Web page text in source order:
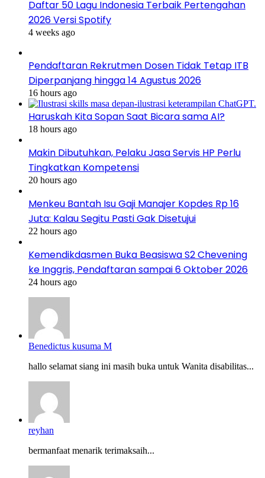
Daftar 50 Lagu Indonesia Terbaik Pertengahan
2026 Versi Spotify
4 weeks ago
Pendaftaran Rekrutmen Dosen Tidak Tetap ITB
Diperpanjang hingga 14 Agustus 2026
16 hours ago
Haruskah Kita Sopan Saat Bicara sama AI?
18 hours ago
Makin Dibutuhkan, Pelaku Jasa Servis HP Perlu
Tingkatkan Kompetensi
20 hours ago
Menkeu Bantah Isu Gaji Manajer Kopdes Rp 16
Juta: Kalau Segitu Pasti Gak Disetujui
22 hours ago
Kemendikdasmen Buka Beasiswa S2 Chevening
ke Inggris, Pendaftaran sampai 6 Oktober 2026
24 hours ago
Benedictus kusuma M
hallo selamat siang ini masih buka untuk Wanita disabilitas...
reyhan
bermanfaat menarik terimaksaih...